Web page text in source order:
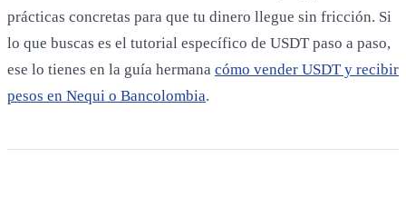
prácticas concretas para que tu dinero llegue sin fricción. Si
lo que buscas es el tutorial específico de USDT paso a paso,
ese lo tienes en la guía hermana cómo vender USDT y recibir
pesos en Nequi o Bancolombia.